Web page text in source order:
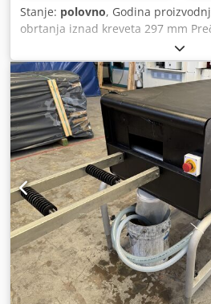
Stanje: polovno, Godina
obrtanja iznad kreveta 297 mm
kliznog slajda 160 mm Dužina
kratkim konusom, veličina 5 Provrt
Brzine vretena 30-3550 o/min Broj
pinole 90 mm Uložak konjića MK 3
Pomak konjića ručno 500 mm
Potrebna površina cca 1,4 x 0,7 x
glava Forkardt, Ø 160 mm Držač
Csdpfxjy Hxp Ds Amboha
alata Multifix sistem veličina A sa 3
Prateći centar Zadnji zaštitni lim
stezne glave Nepokretna luneta
radionice renomirane nemačke